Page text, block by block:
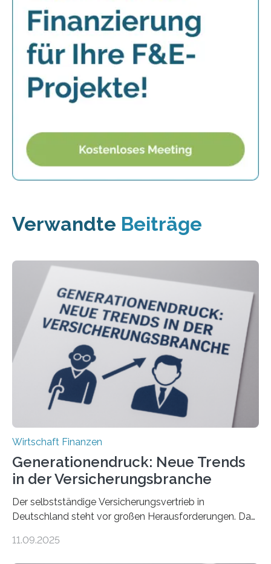
Verwandte Beiträge
Wirtschaft Finanzen
Generationendruck: Neue Trends
in der Versicherungsbranche
Der selbstständige Versicherungsvertrieb in
Deutschland steht vor großen Herausforderungen. Das
Dr. Matthias Beenken und Prof. Dr. Lukas Linnenbrink
11.09.2025